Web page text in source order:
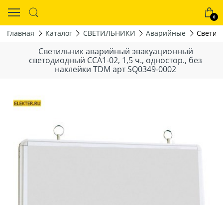
0
Главная Каталог СВЕТИЛЬНИКИ Аварийные
Светильник аварийный эвакуационный
светодиодный ССА1-02, 1,5 ч., одностор., без
наклейки TDM арт SQ0349-0002